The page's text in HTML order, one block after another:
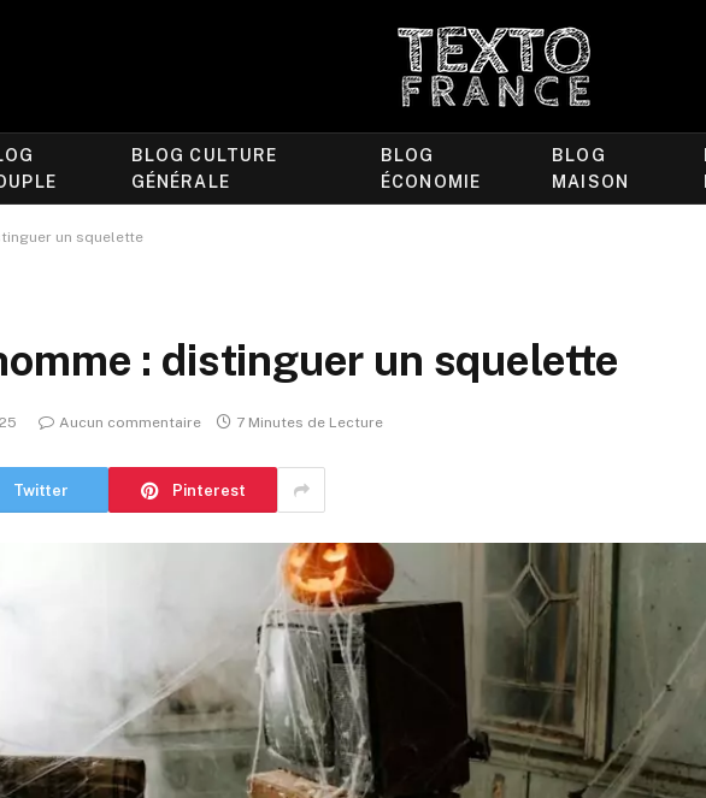
BLOG CULTURE
GÉNÉRALE
BLOG
ÉCONOMIE
BLOG
MAISON
un squelette
: distinguer un squelette
Aucun commentaire 7 Minutes de Lecture
Twitter Pinterest